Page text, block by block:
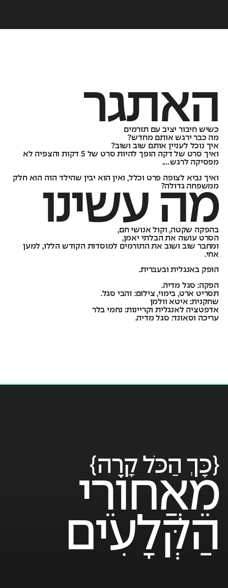
האתגר
כשיש חיבור יציב עם תורמים
מה כבר ירגש אותם מחדש?
איך נוכל לעניין אותם שוב ושוב?
ואיך סרט של דקה הופך להיות סרט של 5 דקות והצפיה לא
מפסיקה לרגש….
ואיך נביא לצופה פרט וכלל, ואין הוא יבין שהילד הזה הוא חלק
ממשפחה גדולה?
מה עשינו
בהפקה שקטה, וקול אנושי חם,
הסרט עושה את הבלתי יאמן,
ומחבר שוב ושוב את התורמים למוסדות הקודש הללו, למען
אחי.
הופק באנגלית ובעברית.
הפקה: סגל מדיה.
תסריט ארט, בימוי, צילום: זהבי סגל.
שחקנית: איטא וולמן
אדפטציה לאנגלית וקריינות: נחמי בלר
עריכה וסאונד: סגל מדיה.
{כָּךְ הַכֹּל קָרָה}
מֵאֲחוֹרֵי
הַקְּלָעִים